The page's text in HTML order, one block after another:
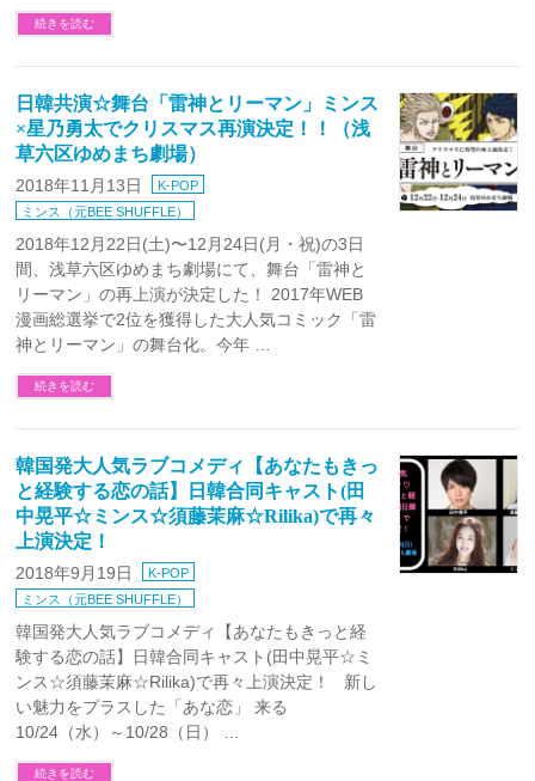
続きを読む
日韓共演☆舞台「雷神とリーマン」ミンス
×星乃勇太でクリスマス再演決定！！（浅
草六区ゆめまち劇場）
2018年11月13日
K-POP
ミンス（元BEE SHUFFLE）
2018年12月22日(土)〜12月24日(月・祝)の3日
間、浅草六区ゆめまち劇場にて、舞台「雷神と
リーマン」の再上演が決定した！ 2017年WEB
漫画総選挙で2位を獲得した大人気コミック「雷
神とリーマン」の舞台化。今年 …
続きを読む
韓国発大人気ラブコメディ【あなたもきっ
と経験する恋の話】日韓合同キャスト(田
中晃平☆ミンス☆須藤茉麻☆Rilika)で再々
上演決定！
2018年9月19日
K-POP
ミンス（元BEE SHUFFLE）
韓国発大人気ラブコメディ【あなたもきっと経
験する恋の話】日韓合同キャスト(田中晃平☆ミ
ンス☆須藤茉麻☆Rilika)で再々上演決定！ 新し
い魅力をプラスした「あな恋」 来る
10/24（水）～10/28（日） …
続きを読む